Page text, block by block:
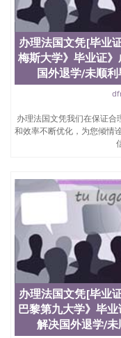
办理法国文凭[毕业
梅斯大学》毕业证
国外退学/未顺
办理法国文凭我们在保证
和效率不断优化，为您倾情
办理法国文凭[毕业
巴黎第九大学》毕
解决国外退学/